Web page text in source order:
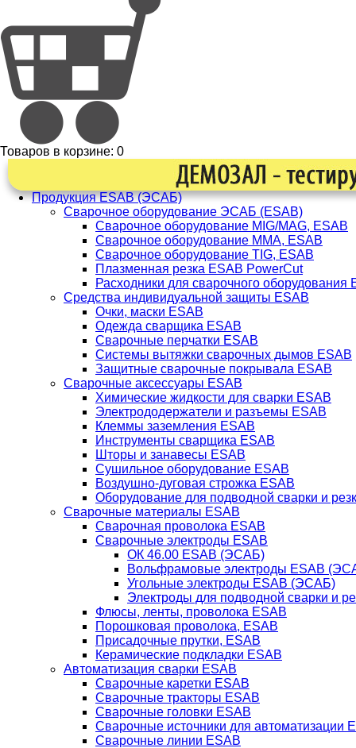
Товаров в корзине: 0
Продукция ESAB (ЭСАБ)
Сварочное оборудование ЭСАБ (ESAB)
Сварочное оборудование MIG/MAG, ESAB
Сварочное оборудование ММА, ESAB
Сварочное оборудование TIG, ESAB
Плазменная резка ESAB PowerCut
Расходники для сварочного оборудования
Средства индивидуальной защиты ESAB
Очки, маски ESAB
Одежда сварщика ESAB
Сварочные перчатки ESAB
Системы вытяжки сварочных дымов ESAB
Защитные сварочные покрывала ESAB
Сварочные аксессуары ESAB
Химические жидкости для сварки ESAB
Электрододержатели и разъемы ESAB
Клеммы заземления ESAB
Инструменты сварщика ESAB
Шторы и занавесы ESAB
Сушильное оборудование ESAB
Воздушно-дуговая строжка ESAB
Оборудование для подводной сварки и
Сварочные материалы ESAB
Сварочная проволока ESAB
Сварочные электроды ESAB
ОК 46.00 ESAB (ЭСАБ)
Вольфрамовые электроды ESAB
Угольные электроды ESAB (ЭСАБ)
Электроды для подводной сварки и
Флюсы, ленты, проволока ESAB
Порошковая проволока, ESAB
Присадочные прутки, ESAB
Керамические подкладки ESAB
Автоматизация сварки ESAB
Сварочные каретки ESAB
Сварочные тракторы ESAB
Сварочные головки ESAB
Сварочные источники для автоматизации
Сварочные линии ESAB